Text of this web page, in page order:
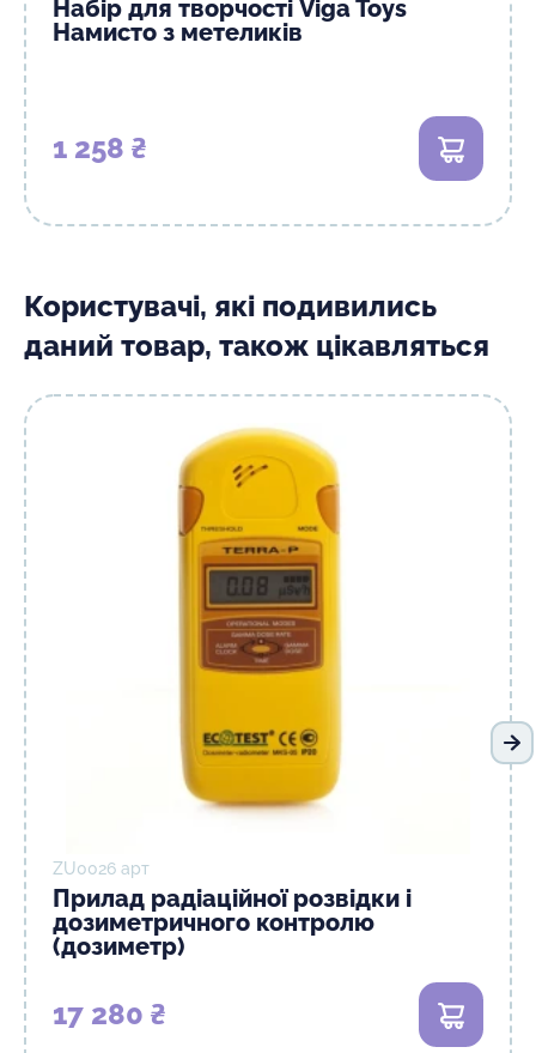
Набір для творчості Viga Toys
Намисто з метеликів
1 258 ₴ В кошик
Користувачі, які подивились
даний товар, також цікавляться
ZU0026 арт
Прилад радіаційної розвідки і
дозиметричного контролю
(дозиметр)
17 280 ₴ В кошик